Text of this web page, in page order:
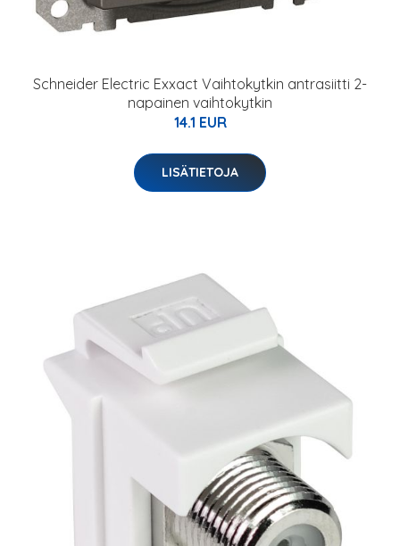
Schneider Electric Exxact Vaihtokytkin antrasiitti 2-
napainen vaihtokytkin
14.1 EUR
LISÄTIETOJA